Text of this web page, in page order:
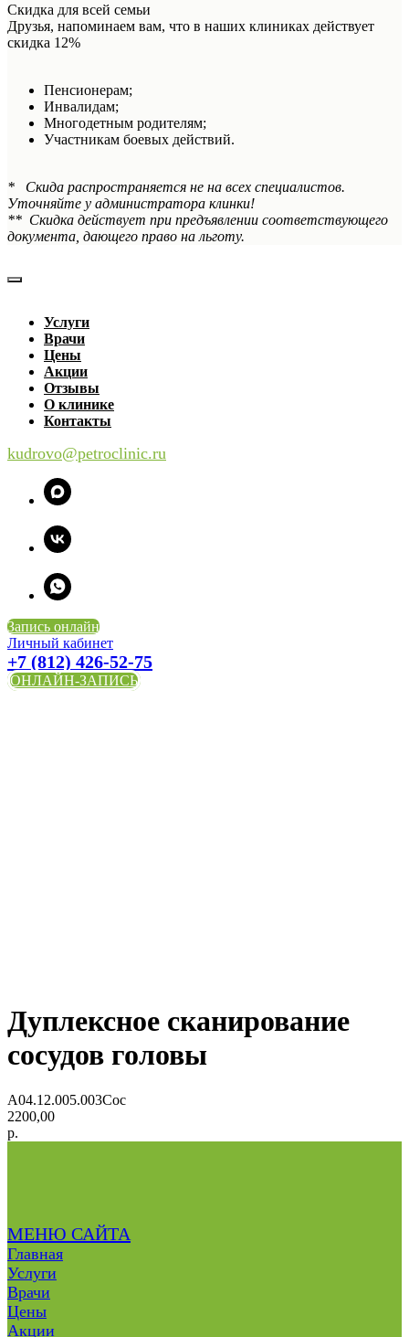
Скидка для всей семьи
Друзья, напоминаем вам, что в наших клиниках действует
скидка 12%
Пенсионерам;
Инвалидам;
Многодетным родителям;
Участникам боевых действий.
* Скида распространяется не на всех специалистов.
Уточняйте у администратора клинки!
** Скидка действует при предъявлении соответствующего
документа, дающего право на льготу.
Услуги
Врачи
Цены
Акции
Отзывы
О клинике
Контакты
kudrovo@petroclinic.ru
Запись онлайн
Личный кабинет
+7 (812) 426-52-75
ОНЛАЙН-ЗАПИСЬ
Дуплексное сканирование
сосудов головы
A04.12.005.003Сос
2200,00
р.
МЕНЮ САЙТА
Главная
Услуги
Врачи
Цены
Акции